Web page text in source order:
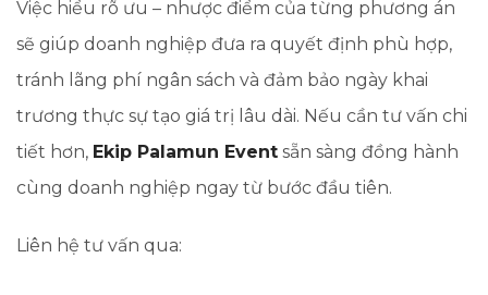
Việc hiểu rõ ưu – nhược điểm của từng phương án
sẽ giúp doanh nghiệp đưa ra quyết định phù hợp,
tránh lãng phí ngân sách và đảm bảo ngày khai
trương thực sự tạo giá trị lâu dài. Nếu cần tư vấn chi
tiết hơn, Ekip Palamun Event sẵn sàng đồng hành
cùng doanh nghiệp ngay từ bước đầu tiên.
Liên hệ tư vấn qua: